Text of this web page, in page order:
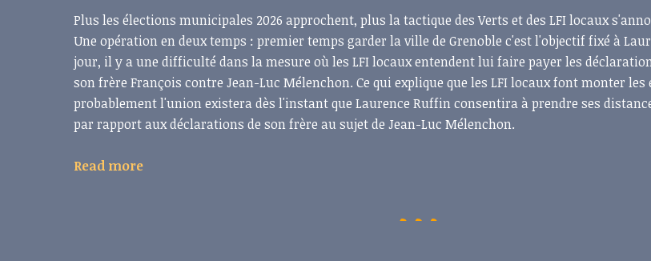
Plus les élections municipales 2026 approchent, plus la tactique des Verts et des LFI locaux
Une opération en deux temps : premier temps garder la ville de Grenoble c'est l'objectif fixé à
jour, il y a une difficulté dans la mesure où les LFI locaux entendent lui faire payer les
son frère François contre Jean-Luc Mélenchon. Ce qui explique que les LFI locaux font monter
probablement l'union existera dès l'instant que Laurence Ruffin consentira à prendre ses
par rapport aux déclarations de son frère au sujet de Jean-Luc Mélenchon.
Read more